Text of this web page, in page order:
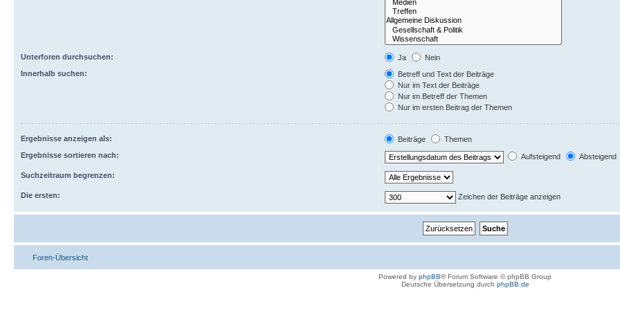
Unterforen durchsuchen: Ja
Nein
Innerhalb suchen:
Betreff und Text der Beiträge
Nur im Text der Beiträge
Nur im Betreff der Themen
Nur im ersten Beitrag der Themen
Ergebnisse anzeigen als: Beiträge
Themen
Ergebnisse sortieren nach:
Aufsteigend Absteigend
Suchzeitraum begrenzen:
Die ersten: Zeichen der Beiträge anzeigen
Foren-Übersicht
Powered by phpBB® Forum Software © phpBB Group
Deutsche Übersetzung durch phpBB.de